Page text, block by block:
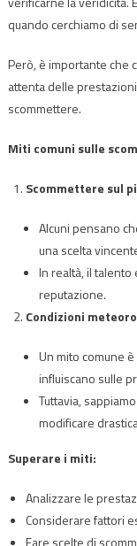
quando cerchiamo di
Però, è importante che
attenta delle
scommettere.
Miti comuni sulle
Scommettere sul
Alcuni pensano
una scelta
In realtà, il
reputazione.
Condizioni
Un mito comune
influiscano sulle
Tuttavia,
modificare
Superare i miti:
Analizzare le
Considerare fattori
Fare scelte di